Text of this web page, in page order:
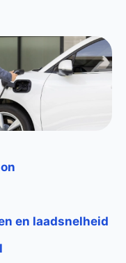
en laadsnelheid